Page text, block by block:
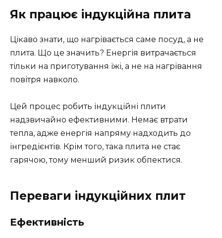
Як працює індукційна плита
Цікаво знати, що нагрівається саме посуд, а не
плита. Що це значить? Енергія витрачається
тільки на приготування їжі, а не на нагрівання
повітря навколо.
Цей процес робить індукційні плити
надзвичайно ефективними. Немає втрати
тепла, адже енергія напряму надходить до
інгредієнтів. Крім того, така плита не стає
гарячою, тому менший ризик обпектися.
Переваги індукційних плит
Ефективність